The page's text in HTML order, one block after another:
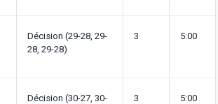
Décision (29-28, 29-
28, 29-28)
3 5:00
Décision (30-27, 30-
3 5:00